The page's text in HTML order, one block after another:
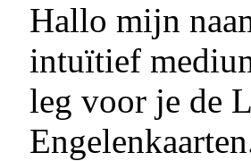
Hallo mijn
intuïtief
leg voor je de